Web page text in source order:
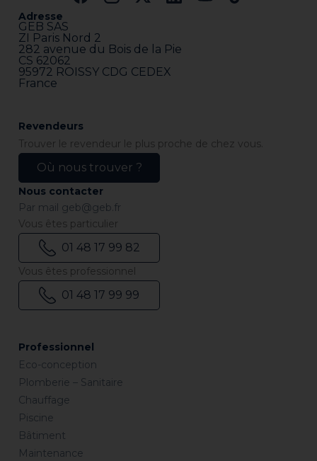
Adresse
GEB SAS
ZI Paris Nord 2
282 avenue du Bois de la Pie
CS 62062
95972 ROISSY CDG CEDEX
France
Professionnel
Eco-conception
Plomberie – Sanitaire
Chauffage
Piscine
Bâtiment
Maintenance
Revendeurs
Trouver le revendeur le plus proche de chez vous.
Où nous trouver ?
Nous contacter
Par mail geb@geb.fr
Vous êtes particulier
01 48 17 99 82
Vous êtes professionnel
01 48 17 99 99